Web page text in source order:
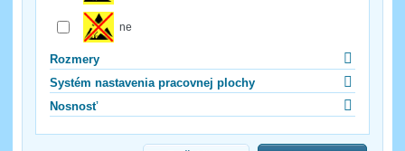
ne
Rozmery
Systém nastavenia pracovnej plochy
Nosnosť